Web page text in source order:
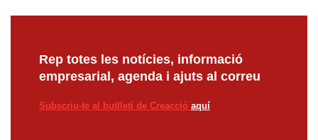
Rep totes les notícies, informació
empresarial, agenda i ajuts al correu
Subscriu-te al butlletí de Creacció aquí